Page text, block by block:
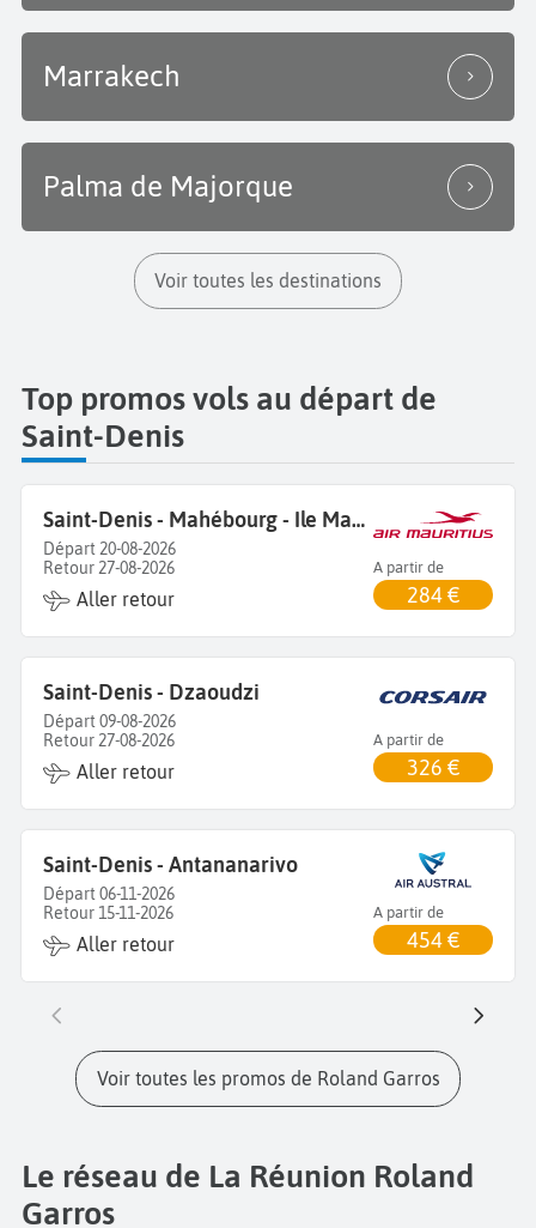
Marrakech
Palma de Majorque
Voir toutes les destinations
Top promos vols au départ de
Saint-Denis
Saint-Denis - Mahébourg - Ile Maurice
Départ 20-08-2026
Retour 27-08-2026
Aller retour
A partir de
284 €
Saint-Denis - Dzaoudzi
Départ 09-08-2026
Retour 27-08-2026
Aller retour
A partir de
326 €
Saint-Denis - Antananarivo
Départ 06-11-2026
Retour 15-11-2026
Aller retour
A partir de
454 €
Voir toutes les promos de Roland Garros
Le réseau de La Réunion Roland
Garros